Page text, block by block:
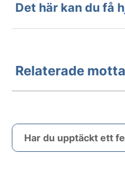
Det här kan du få
Relaterade
Har du upptäckt ett